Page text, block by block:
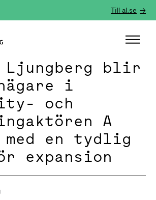
Till al.se
Ljungberg blir
i
och
A
med en tydlig
expansion